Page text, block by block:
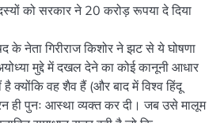
को सरकार ने 20 करोड़ रूपया दे दिया
के नेता गिरीराज किशोर ने झट से ये घोषणा
मुद्दे में दखल देने का कोई कानूनी आधार
क्योंकि वह शैव हैं (और बाद में विश्व हिंदू
ही पुनः आस्था व्यक्त कर दी। जब उसे मालूम